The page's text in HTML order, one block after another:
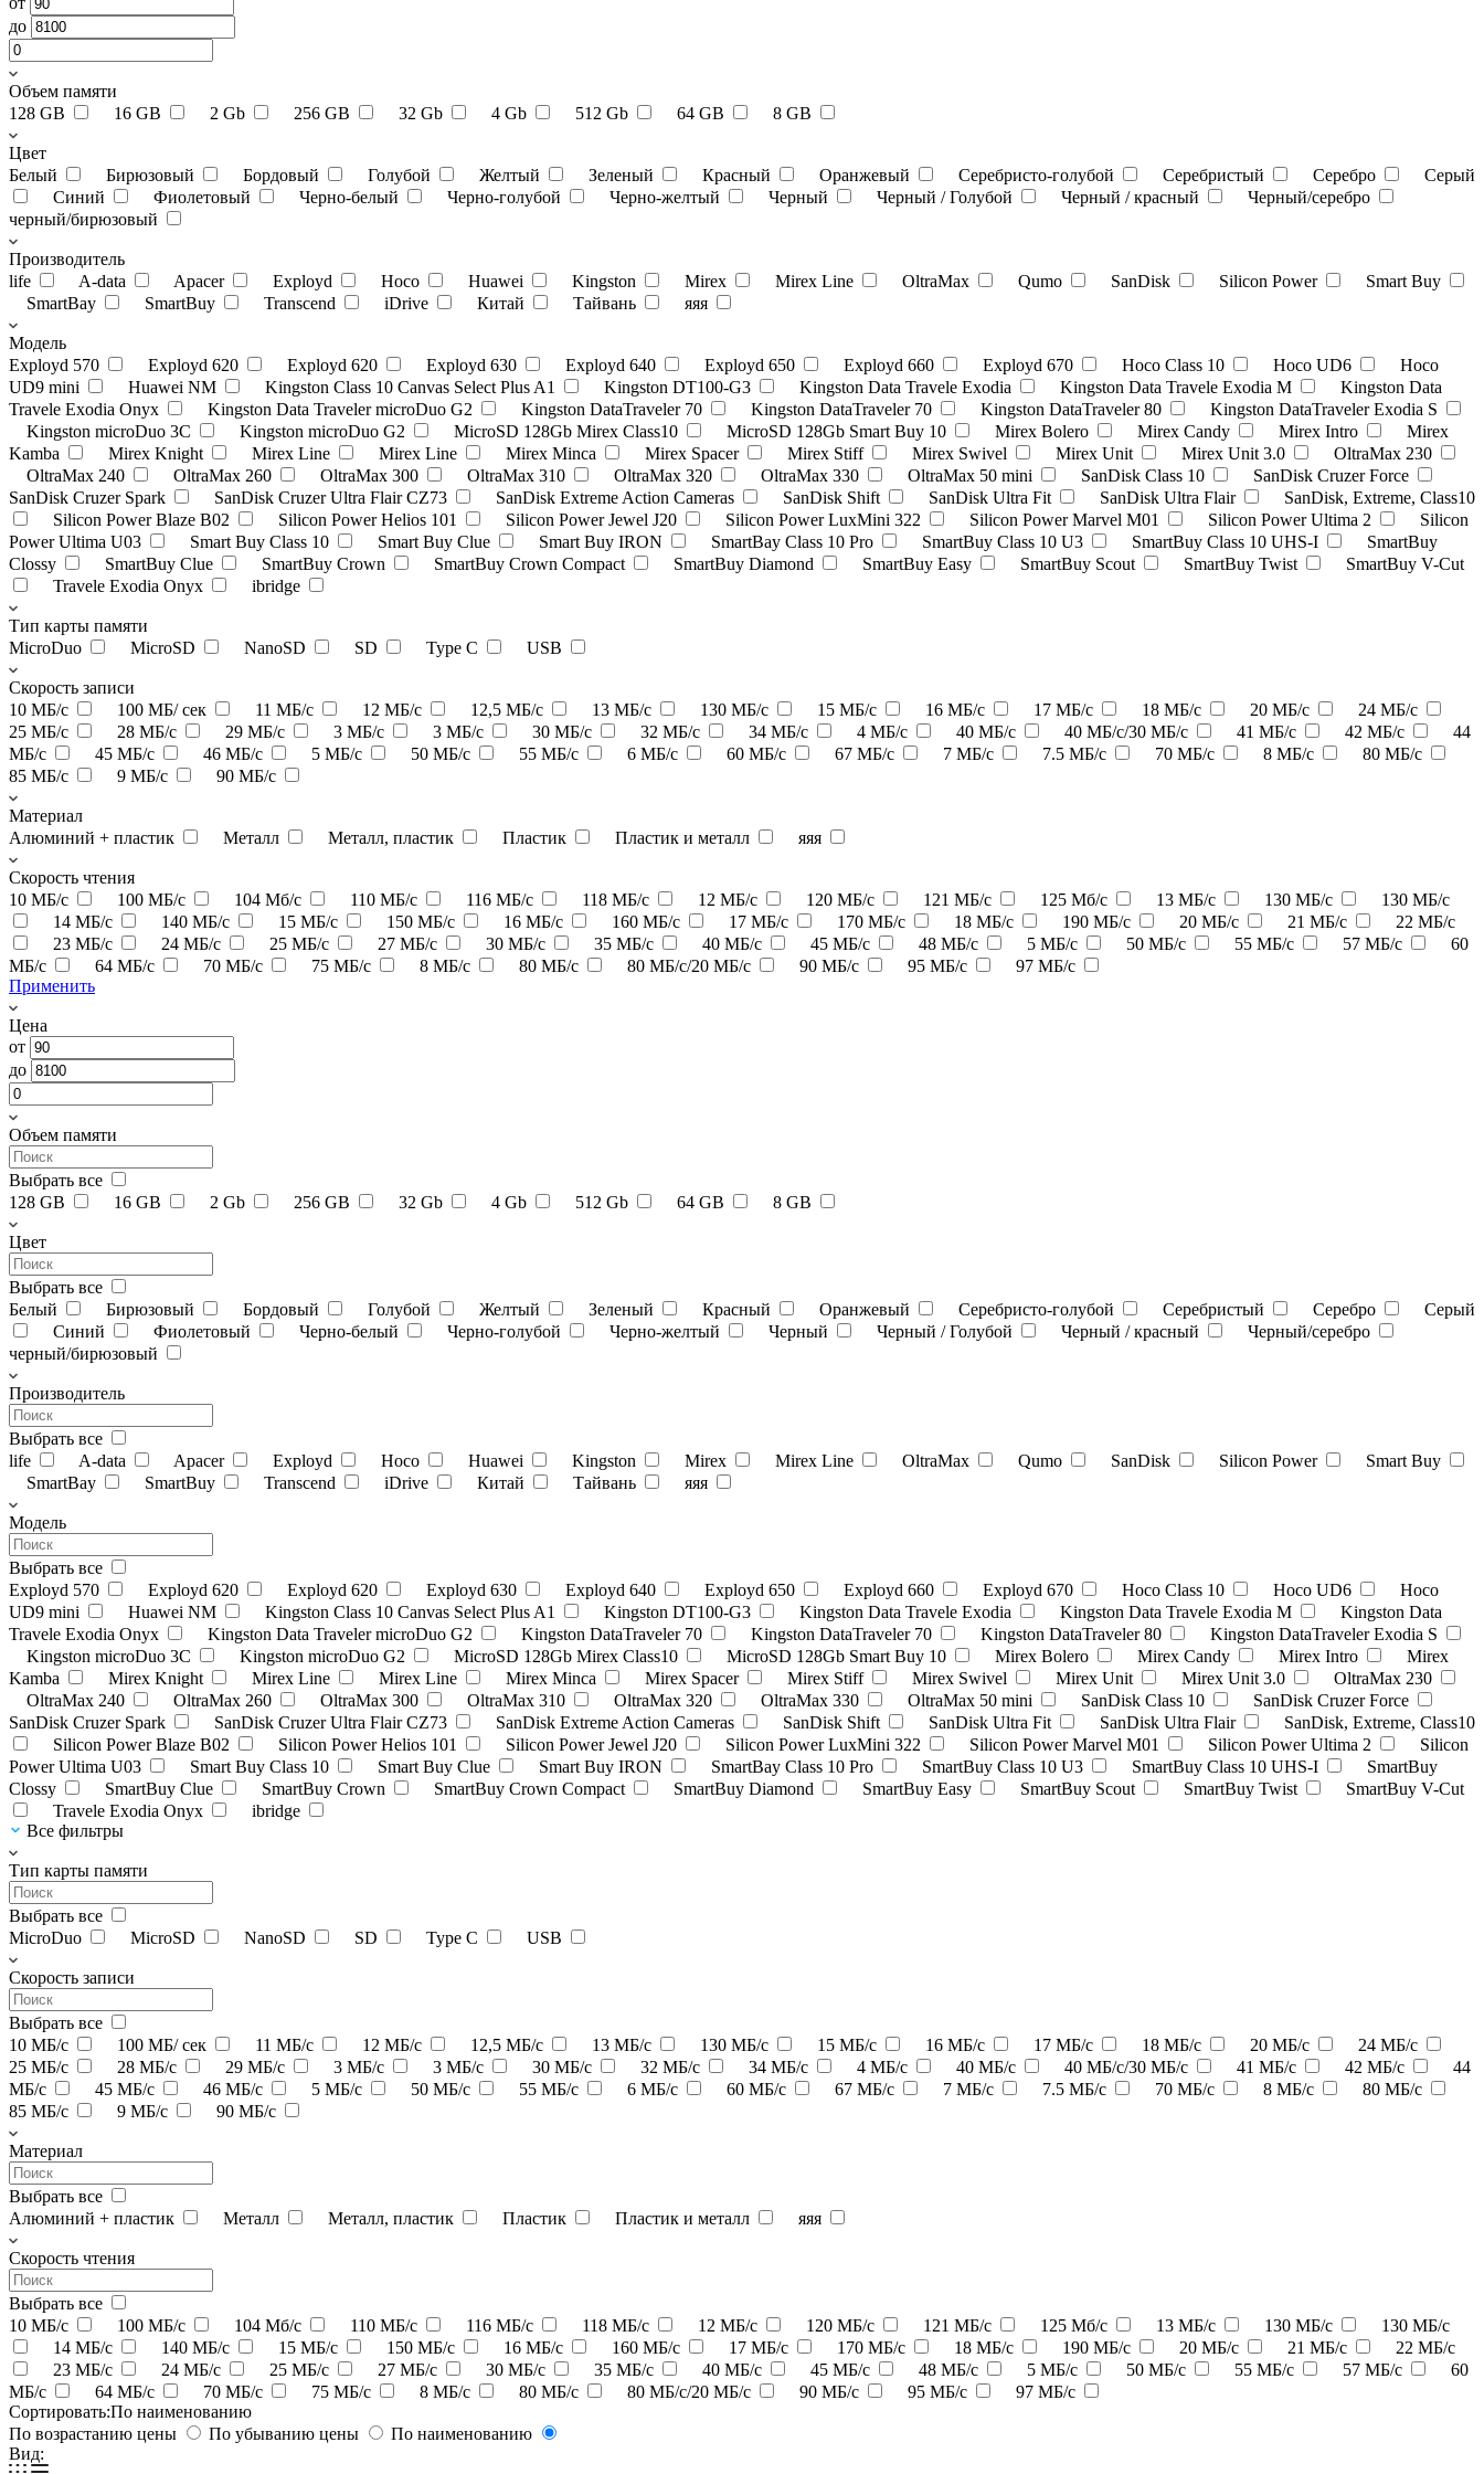
до
Объем памяти
128 GB
16 GB 2 Gb 256 GB 32 Gb 4 Gb 512 Gb 64 GB 8 GB
Цвет
Белый
Бирюзовый Бордовый Голубой Желтый Зеленый Красный Оранжевый Серебристо-голубой Серебристый Серебро
Серый
Синий
Фиолетовый Черно-белый Черно-голубой Черно-желтый Черный Черный / Голубой Черный / красный
Черный/серебро
черный/бирюзовый
Производитель
life
A-data Apacer Exployd Hoco Huawei Kingston Mirex Mirex Line OltraMax Qumo SanDisk Silicon Power
Smart Buy
SmartBay
SmartBuy Transcend iDrive Китай Тайвань яяя
Модель
Exployd 570
Exployd 620 Exployd 620 Exployd 630 Exployd 640 Exployd 650 Exployd 660 Exployd 670 Hoco Class 10 Hoco UD6
Hoco
UD9 mini
Huawei NM Kingston Class 10 Canvas Select Plus A1 Kingston DT100-G3 Kingston Data Travele Exodia Kingston Data Travele Exodia M
Kingston Data
Travele Exodia Onyx
Kingston Data Traveler microDuo G2 Kingston DataTraveler 70 Kingston DataTraveler 70 Kingston DataTraveler 80
Kingston DataTraveler Exodia S
Kingston microDuo 3C
Kingston microDuo G2 MicroSD 128Gb Mirex Class10 MicroSD 128Gb Smart Buy 10 Mirex Bolero Mirex Candy Mirex Intro
Mirex
Kamba
Mirex Knight Mirex Line Mirex Line Mirex Minca Mirex Spacer Mirex Stiff Mirex Swivel Mirex Unit Mirex Unit 3.0
OltraMax 230
OltraMax 240
OltraMax 260 OltraMax 300 OltraMax 310 OltraMax 320 OltraMax 330 OltraMax 50 mini SanDisk Class 10
SanDisk Cruzer Force
SanDisk Cruzer Spark
SanDisk Cruzer Ultra Flair CZ73 SanDisk Extreme Action Cameras SanDisk Shift SanDisk Ultra Fit SanDisk Ultra Flair
SanDisk, Extreme, Class10
Silicon Power Blaze B02
Silicon Power Helios 101 Silicon Power Jewel J20 Silicon Power LuxMini 322 Silicon Power Marvel M01 Silicon Power Ultima 2
Silicon
Power Ultima U03
Smart Buy Class 10 Smart Buy Clue Smart Buy IRON SmartBay Class 10 Pro SmartBuy Class 10 U3 SmartBuy Class 10 UHS-I
SmartBuy
Clossy
SmartBuy Clue SmartBuy Crown SmartBuy Crown Compact SmartBuy Diamond SmartBuy Easy SmartBuy Scout SmartBuy Twist
SmartBuy V-Cut
Travele Exodia Onyx
ibridge
Тип карты памяти
MicroDuo
MicroSD NanoSD SD Type C USB
Скорость записи
10 МБ/с
100 МБ/ сек 11 МБ/с 12 МБ/с 12,5 МБ/с 13 МБ/с 130 МБ/с 15 МБ/с 16 МБ/с 17 МБ/с 18 МБ/с 20 МБ/с
24 МБ/с
25 МБ/с
28 МБ/с 29 МБ/с 3 МБ/с 3 МБ/с 30 МБ/с 32 МБ/с 34 МБ/с 4 МБ/с 40 МБ/с 40 МБ/с/30 МБ/с 41 МБ/с 42 МБ/с
44
МБ/с
45 МБ/с 46 МБ/с 5 МБ/с 50 МБ/с 55 МБ/с 6 МБ/с 60 МБ/с 67 МБ/с 7 МБ/с 7.5 МБ/с 70 МБ/с 8 МБ/с
80 МБ/с
85 МБ/с
9 МБ/с 90 МБ/с
Материал
Алюминий + пластик
Металл Металл, пластик Пластик Пластик и металл яяя
Скорость чтения
10 МБ/с
100 МБ/с 104 Мб/с 110 МБ/с 116 МБ/с 118 МБ/с 12 МБ/с 120 МБ/с 121 МБ/с 125 Мб/с 13 МБ/c 130 МБ/с
130 МБ/с
14 МБ/с
140 МБ/с 15 МБ/с 150 МБ/с 16 МБ/с 160 МБ/с 17 МБ/с 170 МБ/с 18 МБ/с 190 МБ/с 20 МБ/с 21 МБ/с
22 МБ/с
23 МБ/с
24 МБ/с 25 МБ/с 27 МБ/с 30 МБ/с 35 МБ/с 40 МБ/с 45 МБ/с 48 МБ/с 5 МБ/с 50 МБ/с 55 МБ/с 57 МБ/с
60
МБ/с
64 МБ/с 70 МБ/с 75 МБ/с 8 МБ/с 80 МБ/с 80 МБ/с/20 МБ/с 90 МБ/с 95 МБ/с
97 МБ/с
Применить
Цена
от
до
Объем памяти
Выбрать все
128 GB
16 GB 2 Gb 256 GB 32 Gb 4 Gb 512 Gb 64 GB 8 GB
Цвет
Выбрать все
Белый
Бирюзовый Бордовый Голубой Желтый Зеленый Красный Оранжевый Серебристо-голубой Серебристый Серебро
Серый
Синий
Фиолетовый Черно-белый Черно-голубой Черно-желтый Черный Черный / Голубой Черный / красный
Черный/серебро
черный/бирюзовый
Производитель
Выбрать все
life
A-data Apacer Exployd Hoco Huawei Kingston Mirex Mirex Line OltraMax Qumo SanDisk Silicon Power
Smart Buy
SmartBay
SmartBuy Transcend iDrive Китай Тайвань яяя
Модель
Выбрать все
Exployd 570
Exployd 620 Exployd 620 Exployd 630 Exployd 640 Exployd 650 Exployd 660 Exployd 670 Hoco Class 10 Hoco UD6
Hoco
UD9 mini
Huawei NM Kingston Class 10 Canvas Select Plus A1 Kingston DT100-G3 Kingston Data Travele Exodia Kingston Data Travele Exodia M
Kingston Data
Travele Exodia Onyx
Kingston Data Traveler microDuo G2 Kingston DataTraveler 70 Kingston DataTraveler 70 Kingston DataTraveler 80
Kingston DataTraveler Exodia S
Kingston microDuo 3C
Kingston microDuo G2 MicroSD 128Gb Mirex Class10 MicroSD 128Gb Smart Buy 10 Mirex Bolero Mirex Candy Mirex Intro
Mirex
Kamba
Mirex Knight Mirex Line Mirex Line Mirex Minca Mirex Spacer Mirex Stiff Mirex Swivel Mirex Unit Mirex Unit 3.0
OltraMax 230
OltraMax 240
OltraMax 260 OltraMax 300 OltraMax 310 OltraMax 320 OltraMax 330 OltraMax 50 mini SanDisk Class 10
SanDisk Cruzer Force
SanDisk Cruzer Spark
SanDisk Cruzer Ultra Flair CZ73 SanDisk Extreme Action Cameras SanDisk Shift SanDisk Ultra Fit SanDisk Ultra Flair
SanDisk, Extreme, Class10
Silicon Power Blaze B02
Silicon Power Helios 101 Silicon Power Jewel J20 Silicon Power LuxMini 322 Silicon Power Marvel M01 Silicon Power Ultima 2
Silicon
Power Ultima U03
Smart Buy Class 10 Smart Buy Clue Smart Buy IRON SmartBay Class 10 Pro SmartBuy Class 10 U3 SmartBuy Class 10 UHS-I
SmartBuy
Clossy
SmartBuy Clue SmartBuy Crown SmartBuy Crown Compact SmartBuy Diamond SmartBuy Easy SmartBuy Scout SmartBuy Twist
SmartBuy V-Cut
Travele Exodia Onyx
ibridge
Все фильтры
Тип карты памяти
Выбрать все
MicroDuo
MicroSD NanoSD SD Type C USB
Скорость записи
Выбрать все
10 МБ/с
100 МБ/ сек 11 МБ/с 12 МБ/с 12,5 МБ/с 13 МБ/с 130 МБ/с 15 МБ/с 16 МБ/с 17 МБ/с 18 МБ/с 20 МБ/с
24 МБ/с
25 МБ/с
28 МБ/с 29 МБ/с 3 МБ/с 3 МБ/с 30 МБ/с 32 МБ/с 34 МБ/с 4 МБ/с 40 МБ/с 40 МБ/с/30 МБ/с 41 МБ/с 42 МБ/с
44
МБ/с
45 МБ/с 46 МБ/с 5 МБ/с 50 МБ/с 55 МБ/с 6 МБ/с 60 МБ/с 67 МБ/с 7 МБ/с 7.5 МБ/с 70 МБ/с 8 МБ/с
80 МБ/с
85 МБ/с
9 МБ/с 90 МБ/с
Материал
Выбрать все
Алюминий + пластик
Металл Металл, пластик Пластик Пластик и металл яяя
Скорость чтения
Выбрать все
10 МБ/с
100 МБ/с 104 Мб/с 110 МБ/с 116 МБ/с 118 МБ/с 12 МБ/с 120 МБ/с 121 МБ/с 125 Мб/с 13 МБ/c 130 МБ/с
130 МБ/с
14 МБ/с
140 МБ/с 15 МБ/с 150 МБ/с 16 МБ/с 160 МБ/с 17 МБ/с 170 МБ/с 18 МБ/с 190 МБ/с 20 МБ/с 21 МБ/с
22 МБ/с
23 МБ/с
24 МБ/с 25 МБ/с 27 МБ/с 30 МБ/с 35 МБ/с 40 МБ/с 45 МБ/с 48 МБ/с 5 МБ/с 50 МБ/с 55 МБ/с 57 МБ/с
60
МБ/с
64 МБ/с 70 МБ/с 75 МБ/с 8 МБ/с 80 МБ/с 80 МБ/с/20 МБ/с 90 МБ/с 95 МБ/с
97 МБ/с
Сортировать:По наименованию
По возрастанию цены
По убыванию цены
По наименованию
Вид: